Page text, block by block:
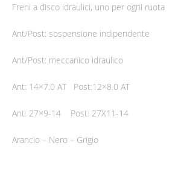
Freni a disco idraulici, uno per ogni ruota
Ant/Post: sospensione indipendente
Ant/Post: meccanico idraulico
Ant: 14×7.0 AT Post:12×8.0 AT
Ant: 27×9-14 Post: 27X11-14
Arancio – Nero – Grigio